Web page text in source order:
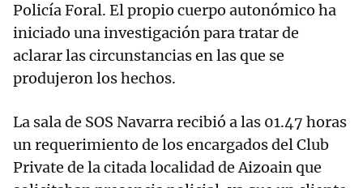
Policía Foral. El propio cuerpo autonómico ha
iniciado una investigación para tratar de
aclarar las circunstancias en las que se
produjeron los hechos.
La sala de SOS Navarra recibió a las 01.47 horas
un requerimiento de los encargados del Club
Private de la citada localidad de Aizoain que